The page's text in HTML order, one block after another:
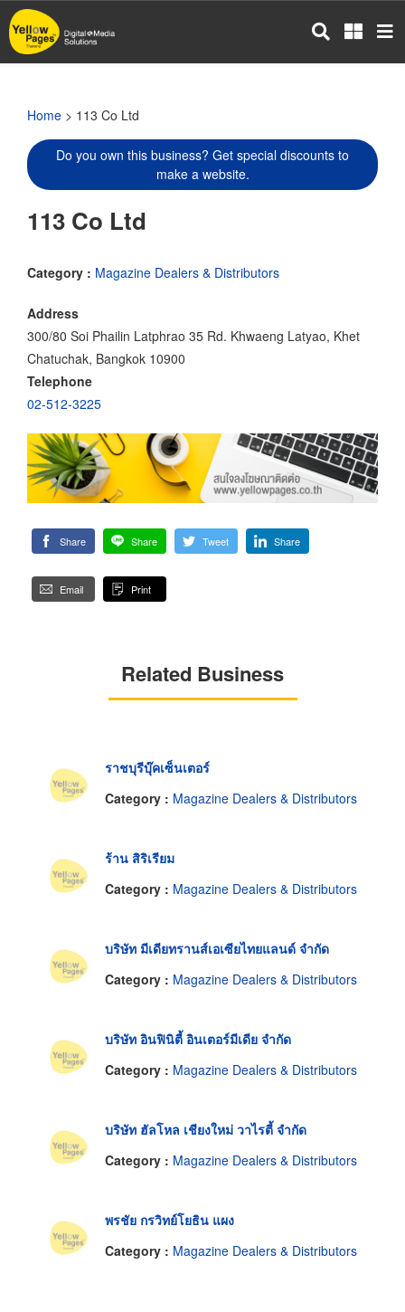
Skip
to
main
Home > 113 Co Ltd
Do you own this business? Get special discounts to
make a website.
113 Co Ltd
Category : Magazine Dealers & Distributors
Address
300/80 Soi Phailin Latphrao 35 Rd. Khwaeng Latyao, Khet
Chatuchak, Bangkok 10900
Telephone
02-512-3225
Share Share Tweet Share
Email Print
Related Business
ราชบุรีบุ๊คเซ็นเตอร์
Category : Magazine Dealers & Distributors
ร้าน สิริเรียม
Category : Magazine Dealers & Distributors
บริษัท มีเดียทรานส์เอเซียไทยแลนด์ จำกัด
Category : Magazine Dealers & Distributors
บริษัท อินฟินิตี้ อินเตอร์มีเดีย จำกัด
Category : Magazine Dealers & Distributors
บริษัท ฮัลโหล เชียงใหม่ วาไรตี้ จำกัด
Category : Magazine Dealers & Distributors
พรชัย กรวิทย์โยธิน แผง
Category : Magazine Dealers & Distributors